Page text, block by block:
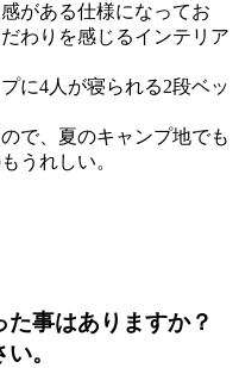
がある仕様になってお
わりを感じるインテリア
に4人が寝られる2段ベッ
で、夏のキャンプ地でも
うれしい。
事はありますか？
。